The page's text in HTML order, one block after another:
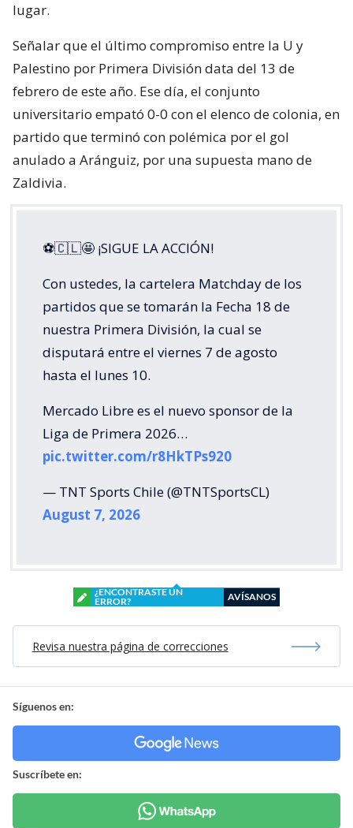
lugar.
Señalar que el último compromiso entre la U y
Palestino por Primera División data del 13 de
febrero de este año. Ese día, el conjunto
universitario empató 0-0 con el elenco de colonia, en
partido que terminó con polémica por el gol
anulado a Aránguiz, por una supuesta mano de
Zaldivia.
⚽🇨🇱🤩 ¡SIGUE LA ACCIÓN!
Con ustedes, la cartelera Matchday de los
partidos que se tomarán la Fecha 18 de
nuestra Primera División, la cual se
disputará entre el viernes 7 de agosto
hasta el lunes 10.
Mercado Libre es el nuevo sponsor de la
Liga de Primera 2026…
pic.twitter.com/r8HkTPs920
— TNT Sports Chile (@TNTSportsCL)
August 7, 2026
¿ENCONTRASTE UN
ERROR?
AVÍSANOS
Revisa nuestra página de correcciones
Síguenos en:
Suscríbete en: